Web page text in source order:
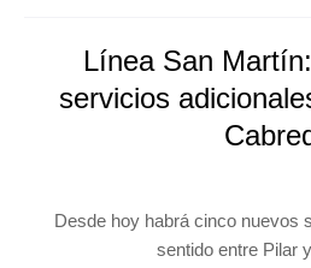
Línea San
servicios
Desde hoy habrá cinco nuevos
sentido entre Pilar